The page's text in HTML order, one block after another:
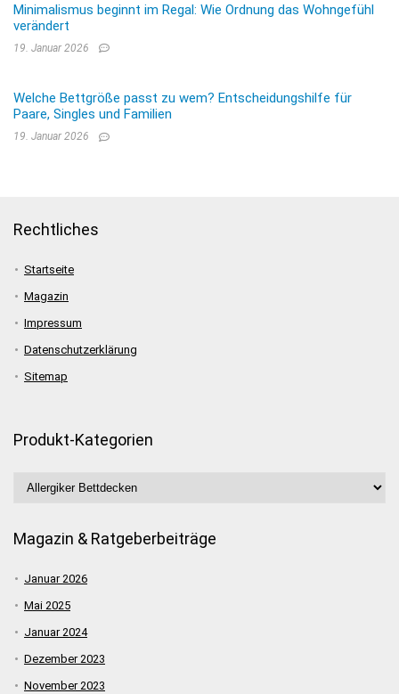
Minimalismus beginnt im Regal: Wie Ordnung das Wohngefühl
verändert
19. Januar 2026
Welche Bettgröße passt zu wem? Entscheidungshilfe für
Paare, Singles und Familien
19. Januar 2026
Rechtliches
Startseite
Magazin
Impressum
Datenschutzerklärung
Sitemap
Produkt-Kategorien
Magazin & Ratgeberbeiträge
Januar 2026
Mai 2025
Januar 2024
Dezember 2023
November 2023